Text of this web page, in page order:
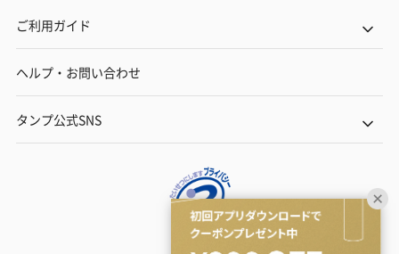
ご利用ガイド
ヘルプ・お問い合わせ
タンプ公式SNS